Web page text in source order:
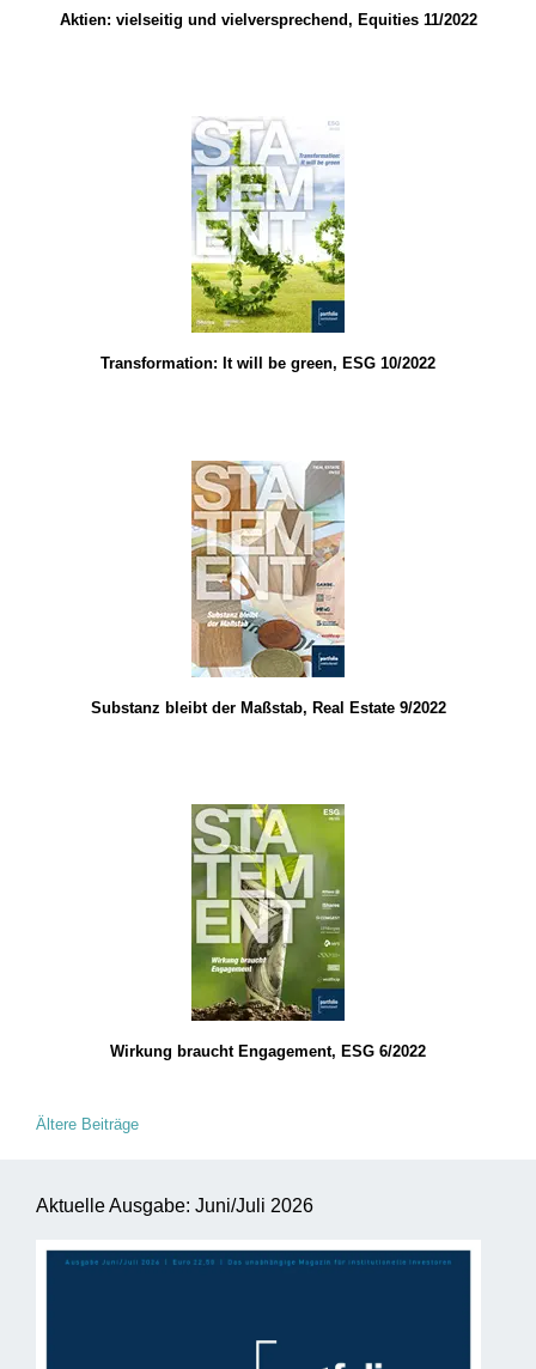
Aktien: vielseitig und vielversprechend, Equities 11/2022
Transformation: It will be green, ESG 10/2022
Substanz bleibt der Maßstab, Real Estate 9/2022
Wirkung braucht Engagement, ESG 6/2022
Beitragsnavigation
Ältere Beiträge
Aktuelle Ausgabe: Juni/Juli 2026